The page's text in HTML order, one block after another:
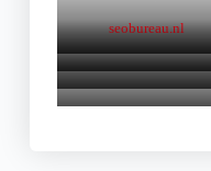
seobureau.nl
ontmoeting.org
ambacht.net